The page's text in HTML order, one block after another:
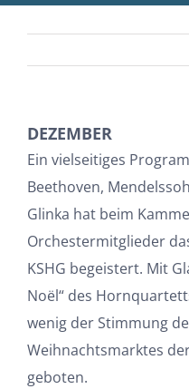
Zeige
grösseres
Bild
DEZEMBER
Ein vielseitiges
Beethoven,
Glinka hat beim
Orchestermitglieder
KSHG begeistert. Mit
Noël“ des
wenig der Stimmung
Weihnachtsmarktes
geboten.